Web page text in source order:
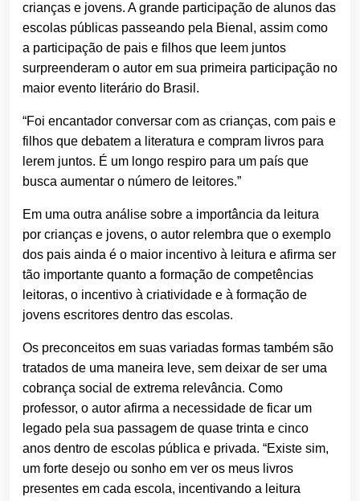
crianças e jovens. A grande participação de alunos das
escolas públicas passeando pela Bienal, assim como
a participação de pais e filhos que leem juntos
surpreenderam o autor em sua primeira participação no
maior evento literário do Brasil.
“Foi encantador conversar com as crianças, com pais e
filhos que debatem a literatura e compram livros para
lerem juntos. É um longo respiro para um país que
busca aumentar o número de leitores.”
Em uma outra análise sobre a importância da leitura
por crianças e jovens, o autor relembra que o exemplo
dos pais ainda é o maior incentivo à leitura e afirma ser
tão importante quanto a formação de competências
leitoras, o incentivo à criatividade e à formação de
jovens escritores dentro das escolas.
Os preconceitos em suas variadas formas também são
tratados de uma maneira leve, sem deixar de ser uma
cobrança social de extrema relevância. Como
professor, o autor afirma a necessidade de ficar um
legado pela sua passagem de quase trinta e cinco
anos dentro de escolas pública e privada. “Existe sim,
um forte desejo ou sonho em ver os meus livros
presentes em cada escola, incentivando a leitura